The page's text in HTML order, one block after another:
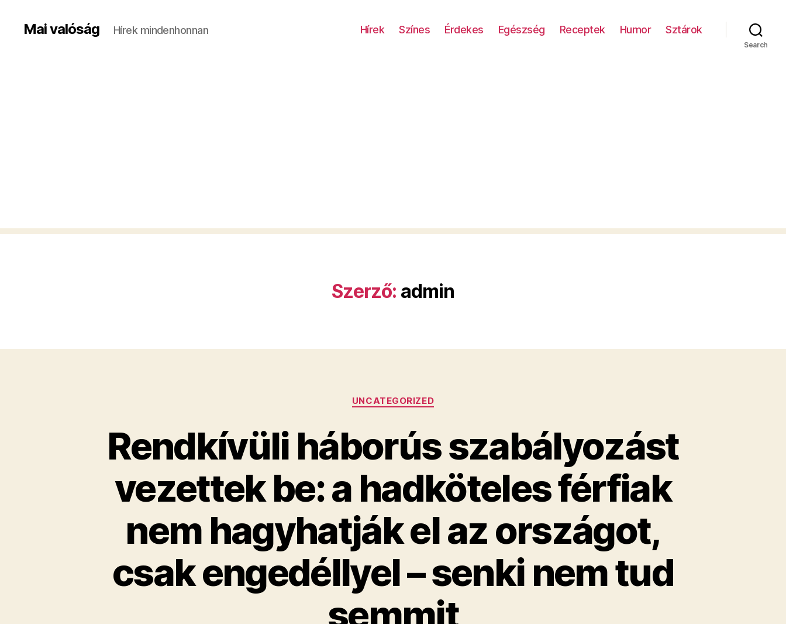
Mai valóság Hírek mindenhonnan Hírek Színes Érdekes Egészség Receptek Humor Sztárok
Search
Szerző: admin
Kategóriák
UNCATEGORIZED
Rendkívüli háborús szabályozást
vezettek be: a hadköteles férfiak
nem hagyhatják el az országot,
csak engedéllyel – senki nem tud
semmit